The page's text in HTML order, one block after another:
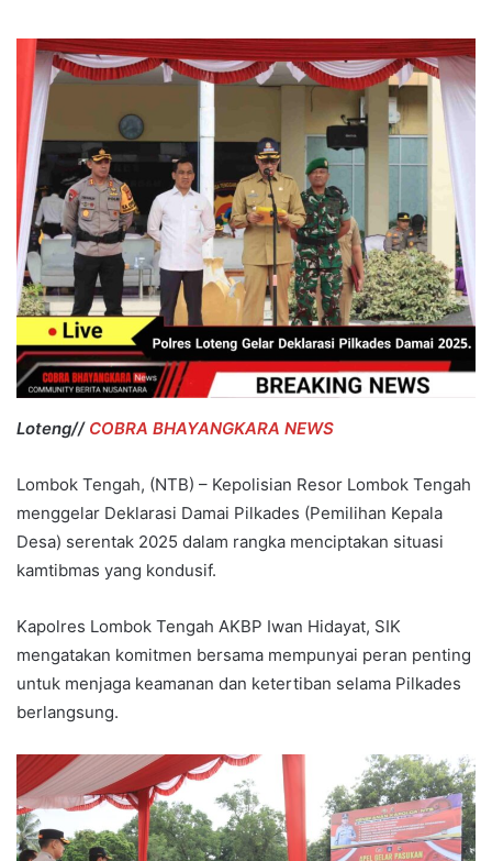
Loteng// COBRA BHAYANGKARA NEWS
Lombok Tengah, (NTB) – Kepolisian Resor Lombok Tengah
menggelar Deklarasi Damai Pilkades (Pemilihan Kepala
Desa) serentak 2025 dalam rangka menciptakan situasi
kamtibmas yang kondusif.
Kapolres Lombok Tengah AKBP Iwan Hidayat, SIK
mengatakan komitmen bersama mempunyai peran penting
untuk menjaga keamanan dan ketertiban selama Pilkades
berlangsung.